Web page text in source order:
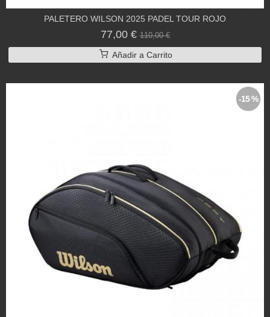
PALETERO WILSON 2025 PADEL TOUR ROJO
77,00 €110,00 €
Añadir a Carrito
-15 %